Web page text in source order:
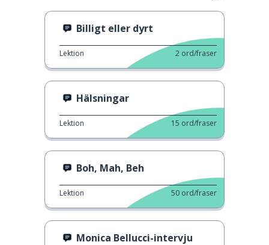
Billigt eller dyrt
Lektion 2 ord/fraser
Hälsningar
Lektion 15 ord/fraser
Boh, Mah, Beh
Lektion 50 ord/fraser
Monica Bellucci-intervju